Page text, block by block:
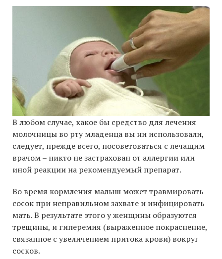
В любом случае, какое бы средство для лечения
молочницы во рту младенца вы ни использовали,
следует, прежде всего, посоветоваться с лечащим
врачом – никто не застрахован от аллергии или
иной реакции на рекомендуемый препарат.
Во время кормления малыш может травмировать
сосок при неправильном захвате и инфицировать
мать. В результате этого у женщины образуются
трещины, и гиперемия (выраженное покраснение,
связанное с увеличением притока крови) вокруг
сосков.